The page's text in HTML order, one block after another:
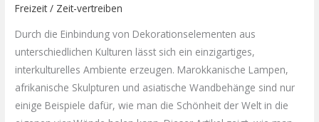
Freizeit/ Zeit-vertreiben
Durch die Einbindung von Dekorationselementen aus
unterschiedlichen Kulturen lässt sich ein einzigartiges,
interkulturelles Ambiente erzeugen. Marokkanische Lampen,
afrikanische Skulpturen und asiatische Wandbehänge sind nur
einige Beispiele dafür, wie man die Schönheit der Welt in die